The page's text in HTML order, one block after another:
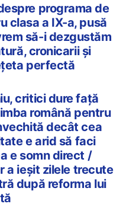
programa de
clasa a IX-a, pusă
să-i dezgustăm
cronicarii și
perfectă
critici dure față
română pentru
decât cea
e arid să faci
e somn direct /
a ieșit zilele trecute
după reforma lui